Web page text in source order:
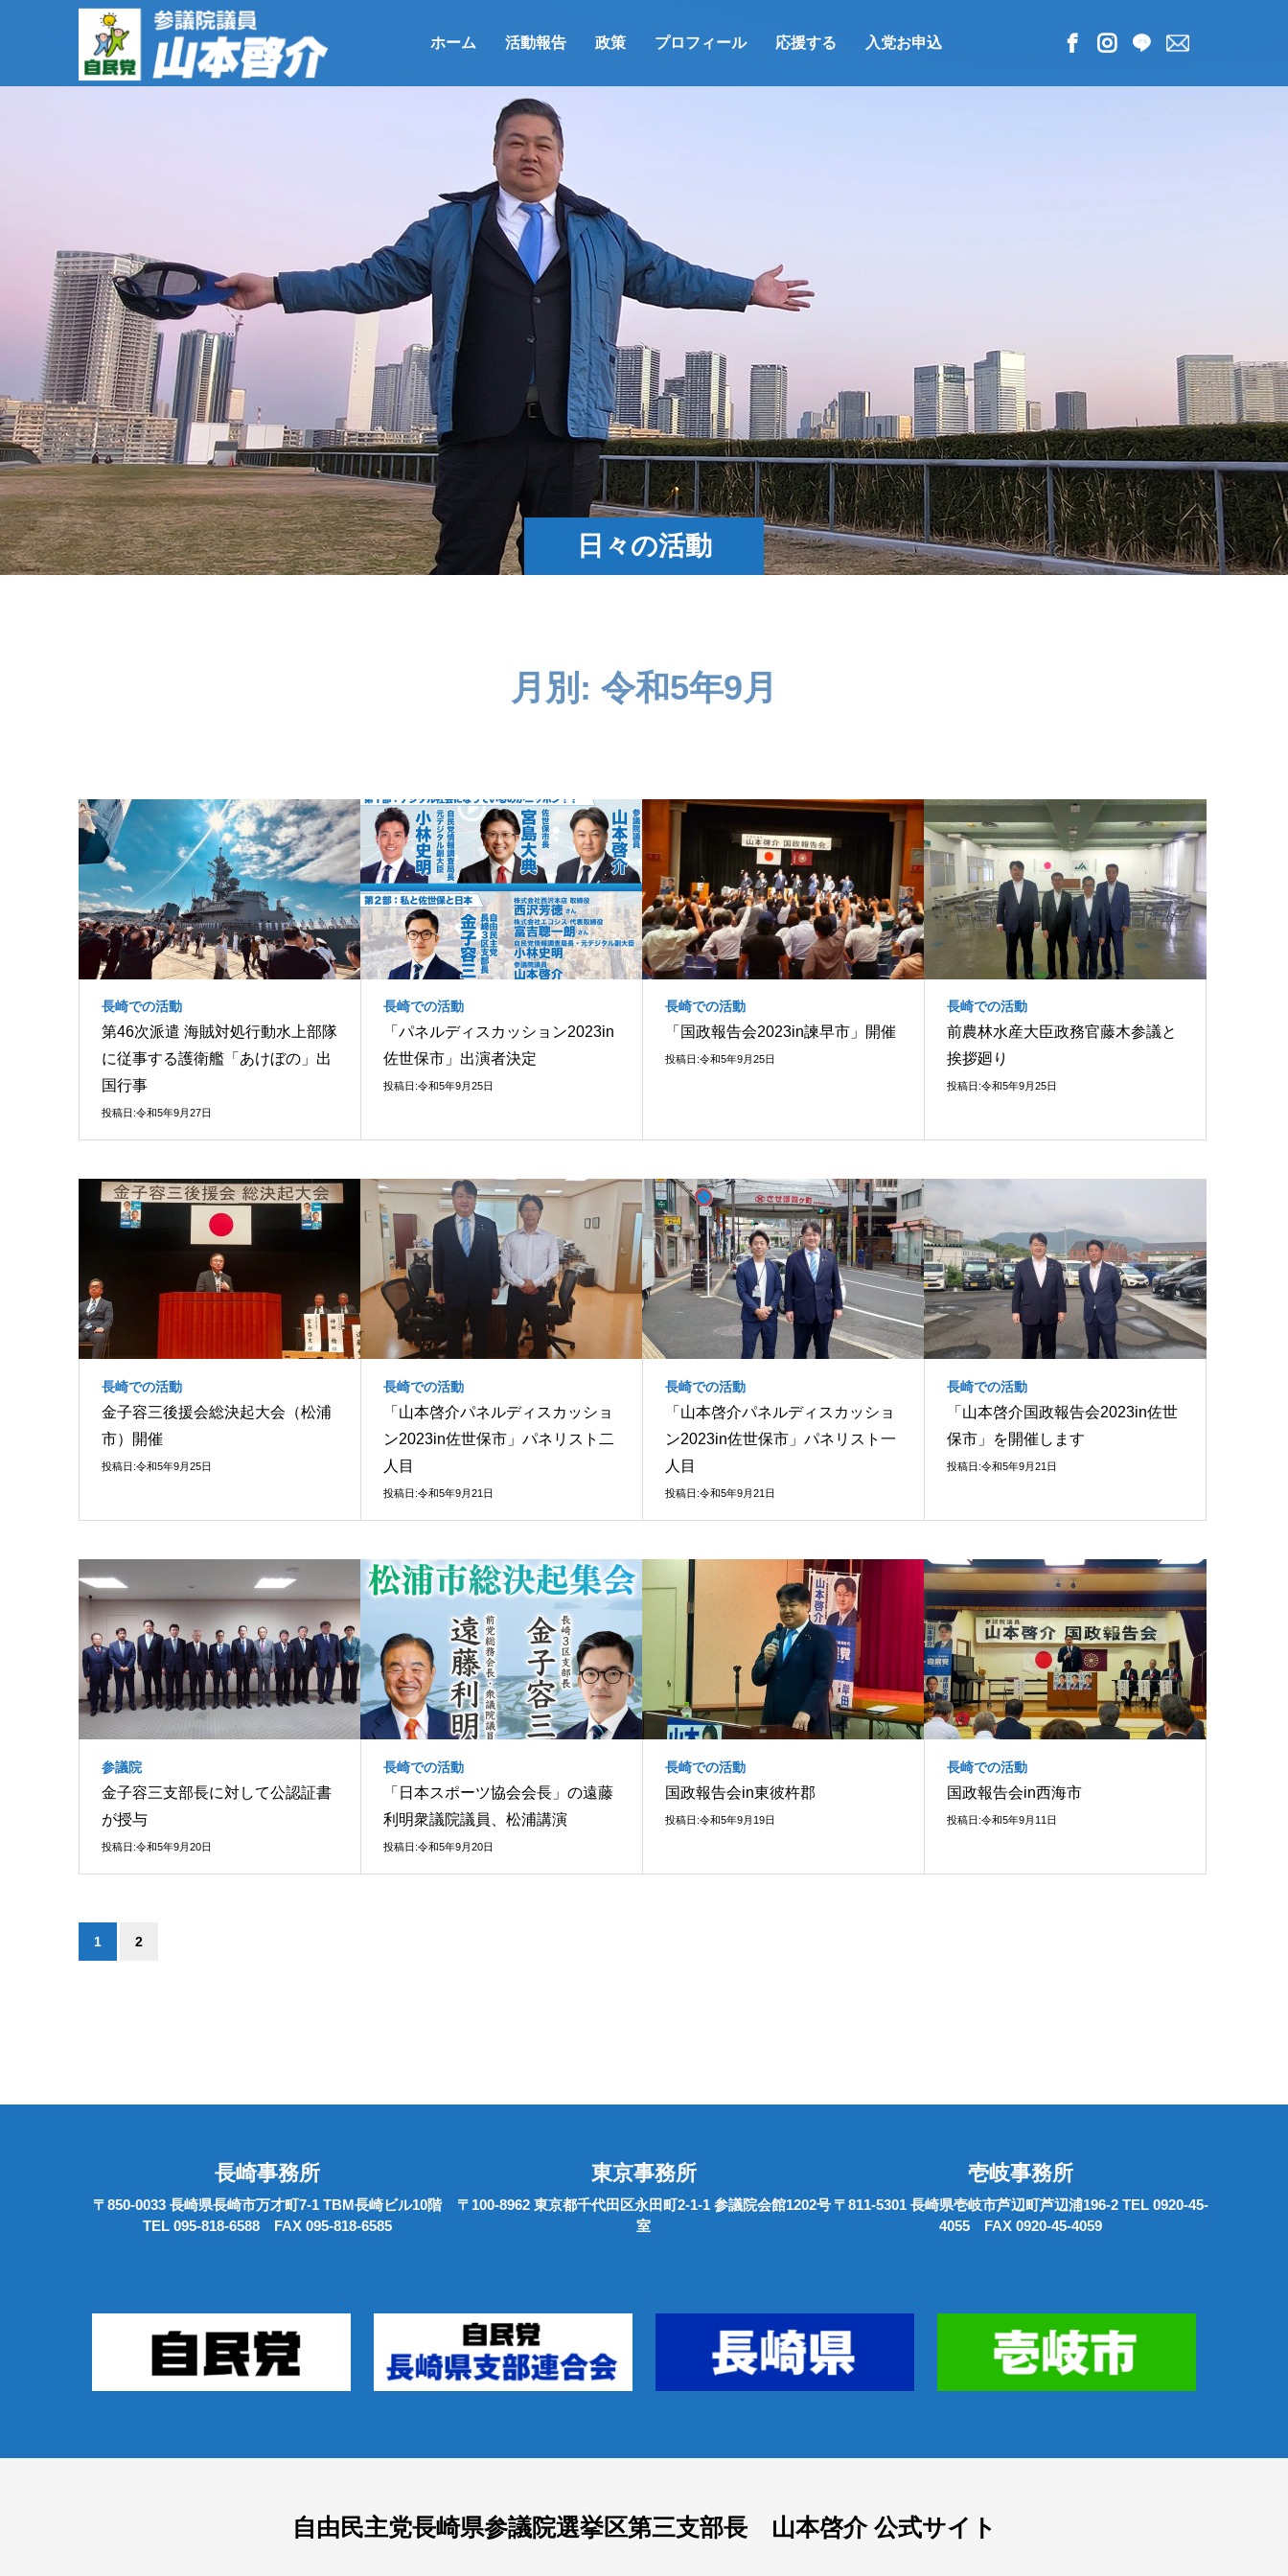
ホーム 活動報告 政策 プロフィール 応援する 入党お申込
日々の活動
月別: 令和5年9月
長崎での活動
第46次派遣 海賊対処行動水上部隊
に従事する護衛艦「あけぼの」出
国行事
投稿日:令和5年9月27日
長崎での活動
「パネルディスカッション2023in
佐世保市」出演者決定
投稿日:令和5年9月25日
長崎での活動
「国政報告会2023in諫早市」開催
投稿日:令和5年9月25日
長崎での活動
前農林水産大臣政務官藤木参議と
挨拶廻り
投稿日:令和5年9月25日
長崎での活動
金子容三後援会総決起大会（松浦
市）開催
投稿日:令和5年9月25日
長崎での活動
「山本啓介パネルディスカッショ
ン2023in佐世保市」パネリスト二
人目
投稿日:令和5年9月21日
長崎での活動
「山本啓介パネルディスカッショ
ン2023in佐世保市」パネリスト一
人目
投稿日:令和5年9月21日
長崎での活動
「山本啓介国政報告会2023in佐世
保市」を開催します
投稿日:令和5年9月21日
参議院
金子容三支部長に対して公認証書
が授与
投稿日:令和5年9月20日
長崎での活動
「日本スポーツ協会会長」の遠藤
利明衆議院議員、松浦講演
投稿日:令和5年9月20日
長崎での活動
国政報告会in東彼杵郡
投稿日:令和5年9月19日
長崎での活動
国政報告会in西海市
投稿日:令和5年9月11日
1 2
長崎事務所
〒850-0033 長崎県長崎市万才町7-1 TBM長崎ビル10階
TEL 095-818-6588 FAX 095-818-6585
東京事務所
〒100-8962 東京都千代田区永田町2-1-1 参議院会館1202号
室
壱岐事務所
〒811-5301 長崎県壱岐市芦辺町芦辺浦196-2 TEL 0920-45-
4055 FAX 0920-45-4059
自由民主党長崎県参議院選挙区第三支部長 山本啓介 公式サイト